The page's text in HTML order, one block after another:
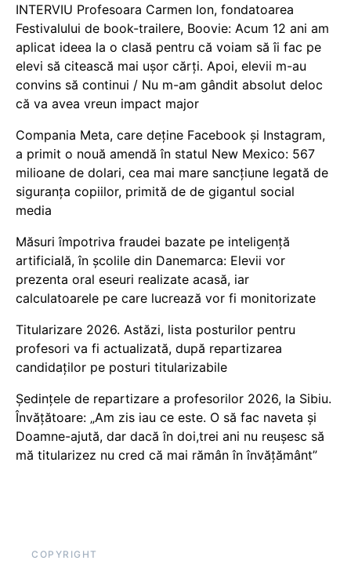
INTERVIU Profesoara Carmen Ion, fondatoarea
Festivalului de book-trailere, Boovie: Acum 12 ani am
aplicat ideea la o clasă pentru că voiam să îi fac pe
elevi să citească mai ușor cărți. Apoi, elevii m-au
convins să continui / Nu m-am gândit absolut deloc
că va avea vreun impact major
Compania Meta, care deține Facebook și Instagram,
a primit o nouă amendă în statul New Mexico: 567
milioane de dolari, cea mai mare sancțiune legată de
siguranța copiilor, primită de de gigantul social
media
Măsuri împotriva fraudei bazate pe inteligență
artificială, în școlile din Danemarca: Elevii vor
prezenta oral eseuri realizate acasă, iar
calculatoarele pe care lucrează vor fi monitorizate
Titularizare 2026. Astăzi, lista posturilor pentru
profesori va fi actualizată, după repartizarea
candidaților pe posturi titularizabile
Ședințele de repartizare a profesorilor 2026, la Sibiu.
Învățătoare: „Am zis iau ce este. O să fac naveta și
Doamne-ajută, dar dacă în doi,trei ani nu reușesc să
mă titularizez nu cred că mai rămân în învățământ”
COPYRIGHT